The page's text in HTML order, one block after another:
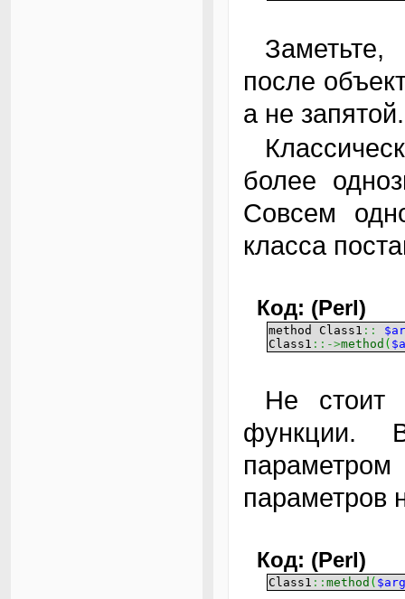
Заметьте, что во второй форме аргументы
после
а не запятой.
Классическая форма предпочтительнее, т.к.
более
Совсем
класса
Код: (Perl)
method Class1 ::
Class1 ::->method (
Не стоит путать вызов метода с вызовом
функции.
параметров
Код: (Perl)
Class1 :: method (